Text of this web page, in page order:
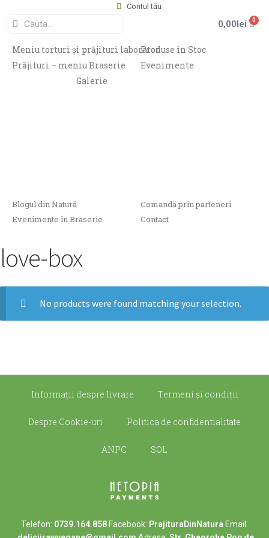
Contul tău
0,00lei 0
Meniu torturi și prăjituri laboratorProduse în Stoc
Prăjituri – meniu Braserie
Evenimente
Galerie
Blogul din Natură
Comandă prin parteneri
Evenimente în Braserie
Contact
love-box
No products were found matching your selection.
Informații despre livrare Termeni şi condiţii
Despre Cookie-uri Politica de confidentialitate
ANPC SOL
Telefon: 0739.164.858Facebook: PrajituraDinNatura Email: